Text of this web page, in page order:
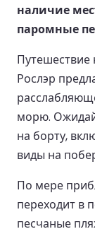
наличие
паромные
Рослэр
морю.
на борту,
виды на
По мере
переходит в
песчаные